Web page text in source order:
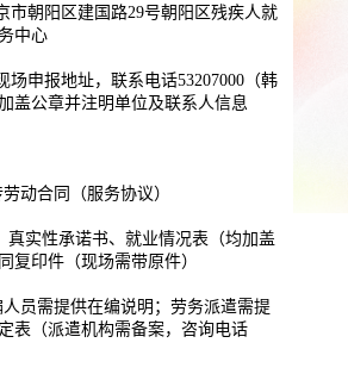
市朝阳区建国路29号朝阳区残疾人就
中心
场申报地址，联系电话53207000（韩
盖公章并注明单位及联系人信息
动合同（服务协议）
真实性承诺书、就业情况表（均加盖
复印件（现场需带原件）
人员需提供在编说明；劳务派遣需提
表（派遣机构需备案，咨询电话